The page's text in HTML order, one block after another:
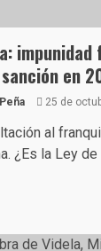
en
25 de
al
¿Es la Ley